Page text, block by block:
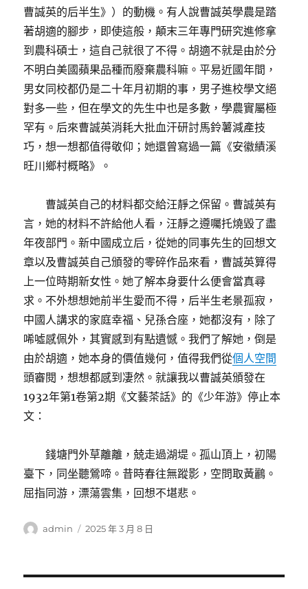
曹誠英的后半生》）的動機。有人說曹誠英學農是踏
著胡適的腳步，即使這般，顛末三年專門研究進修拿
到農科碩士，這自己就很了不得。胡適不就是由於分
不明白美國蘋果品種而廢棄農科嘛。平易近國年間，
男女同校都仍是二十年月初期的事，男子進校學文絕
對多一些，但在學文的先生中也是多數，學農實屬極
罕有。后來曹誠英消耗大批血汗研討馬鈴薯減產技
巧，想一想都值得敬仰；她還曾寫過一篇《安徽績溪
旺川鄉村概略》。
曹誠英自己的材料都交給汪靜之保留。曹誠英有
言，她的材料不許給他人看，汪靜之遵囑托燒毀了盡
年夜部門。新中國成立后，從她的同事先生的回想文
章以及曹誠英自己頒發的零碎作品來看，曹誠英算得
上一位時期新女性。她了解本身要什么便會當真尋
求。不外想想她前半生愛而不得，后半生老景孤寂，
中國人講求的家庭幸福、兒孫合座，她都沒有，除了
唏噓感佩外，其實感到有點遺憾。我們了解她，倒是
由於胡適，她本身的價值幾何，值得我們從個人空間
頭審閱，想想都感到凄然。就讓我以曹誠英頒發在
1932年第1卷第2期《文藝茶話》的《少年游》停止本
文：
錢塘門外草離離，兢走過湖堤。孤山頂上，初陽
臺下，同坐聽鶯啼。昔時春往無蹤影，空問取黃鸝。
屈指同游，漂蕩雲集，回想不堪悲。
作
admin
發
2025 年 3 月 8 日